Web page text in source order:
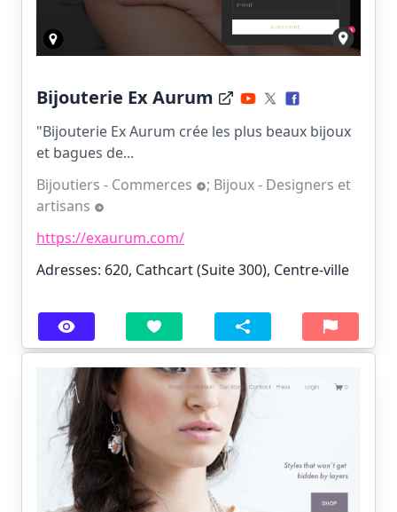
Bijouterie Ex Aurum
"Bijouterie Ex Aurum crée les plus beaux bijoux
et bagues de...
Bijoutiers - Commerces
; Bijoux - Designers et
artisans
https://exaurum.com/
Adresses: 620, Cathcart (Suite 300), Centre-ville